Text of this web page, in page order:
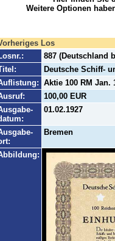
Weitere Optionen
Los
887 (Deutschland
Deutsche Schiff-
Aktie 100 RM Jan.
100,00 EUR
01.02.1927
Bremen